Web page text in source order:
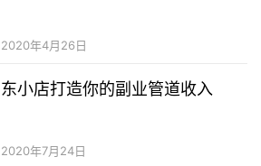
2020年4月26日
东小店打造你的副业管道收入
2020年7月24日